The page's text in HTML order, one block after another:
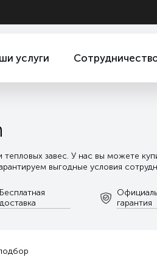
услуги
завес. У нас вы можете
выгодные условия
Бесплатная
доставка
гарантия